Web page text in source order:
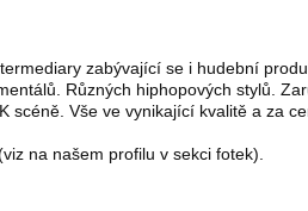
zabývající se i hudební
Různých hiphopových stylů.
scéně. Vše ve vynikající kvalitě a za
na našem profilu v sekci fotek).